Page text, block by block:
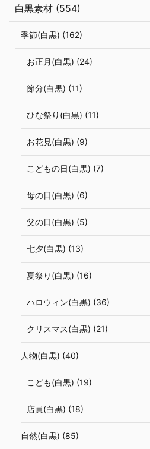
白黒素材 (554)
季節(白黒) (162)
お正月(白黒) (24)
節分(白黒) (11)
ひな祭り(白黒) (11)
お花見(白黒) (9)
こどもの日(白黒) (7)
母の日(白黒) (6)
父の日(白黒) (5)
七夕(白黒) (13)
夏祭り(白黒) (16)
ハロウィン(白黒) (36)
クリスマス(白黒) (21)
人物(白黒) (40)
こども(白黒) (19)
店員(白黒) (18)
自然(白黒) (85)